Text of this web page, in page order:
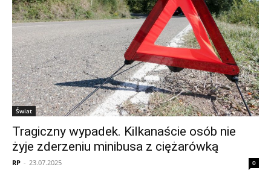
Świat
Tragiczny wypadek. Kilkanaście osób nie
żyje zderzeniu minibusa z ciężarówką
RP - 23.07.2025 0